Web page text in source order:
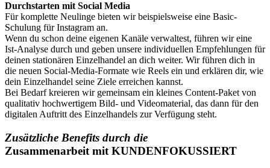
Durchstarten mit Social Media
Für komplette Neulinge bieten wir beispielsweise eine Basic-
Schulung für Instagram an.
Wenn du schon deine eigenen Kanäle verwaltest, führen wir eine
Ist-Analyse durch und geben unsere individuellen Empfehlungen für
deinen stationären Einzelhandel an dich weiter. Wir führen dich in
die neuen Social-Media-Formate wie Reels ein und erklären dir, wie
dein Einzelhandel seine Ziele erreichen kannst.
Bei Bedarf kreieren wir gemeinsam ein kleines Content-Paket von
qualitativ hochwertigem Bild- und Videomaterial, das dann für den
digitalen Auftritt des Einzelhandels zur Verfügung steht.
Zusätzliche Benefits durch die
Zusammenarbeit mit KUNDENFOKUSSIERT